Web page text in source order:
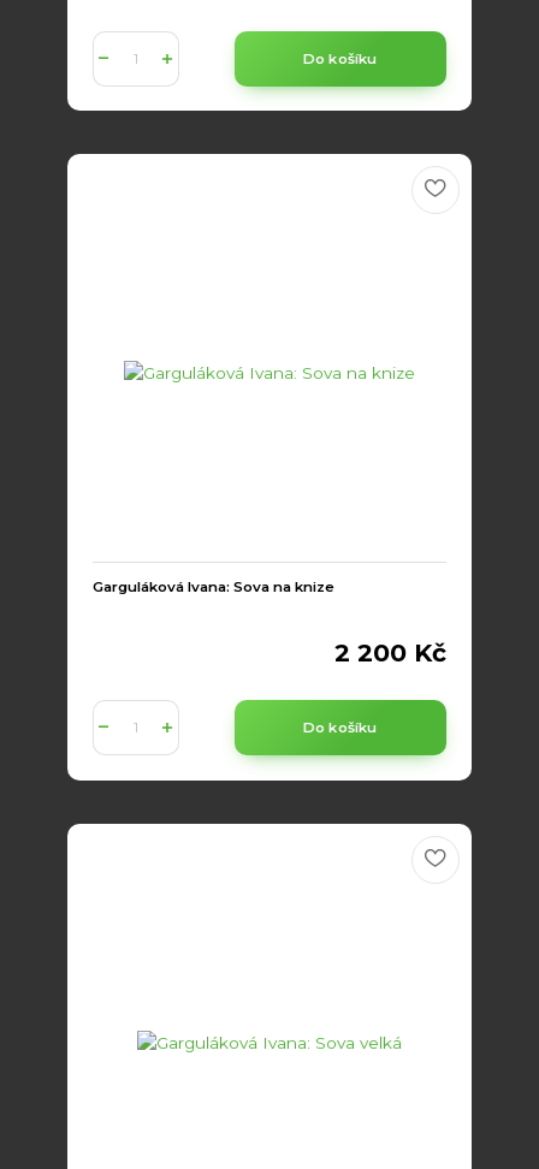
Do košíku
Garguláková Ivana: Sova na knize
2 200 Kč
Do košíku